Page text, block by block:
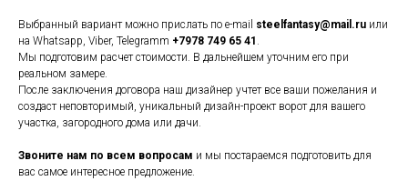
Выбранный вариант можно прислать по e-mail steelfantasy@mail.ru или
на Whatsapp, Viber, Telegramm +7978 749 65 41 .
Мы подготовим расчет стоимости. В дальнейшем уточним его при
реальном замере.
После заключения договора наш дизайнер учтет все ваши пожелания и
создаст неповторимый, уникальный дизайн-проект ворот для вашего
участка, загородного дома или дачи.
Звоните нам по всем вопросам и мы постараемся подготовить для
вас самое интересное предложение.